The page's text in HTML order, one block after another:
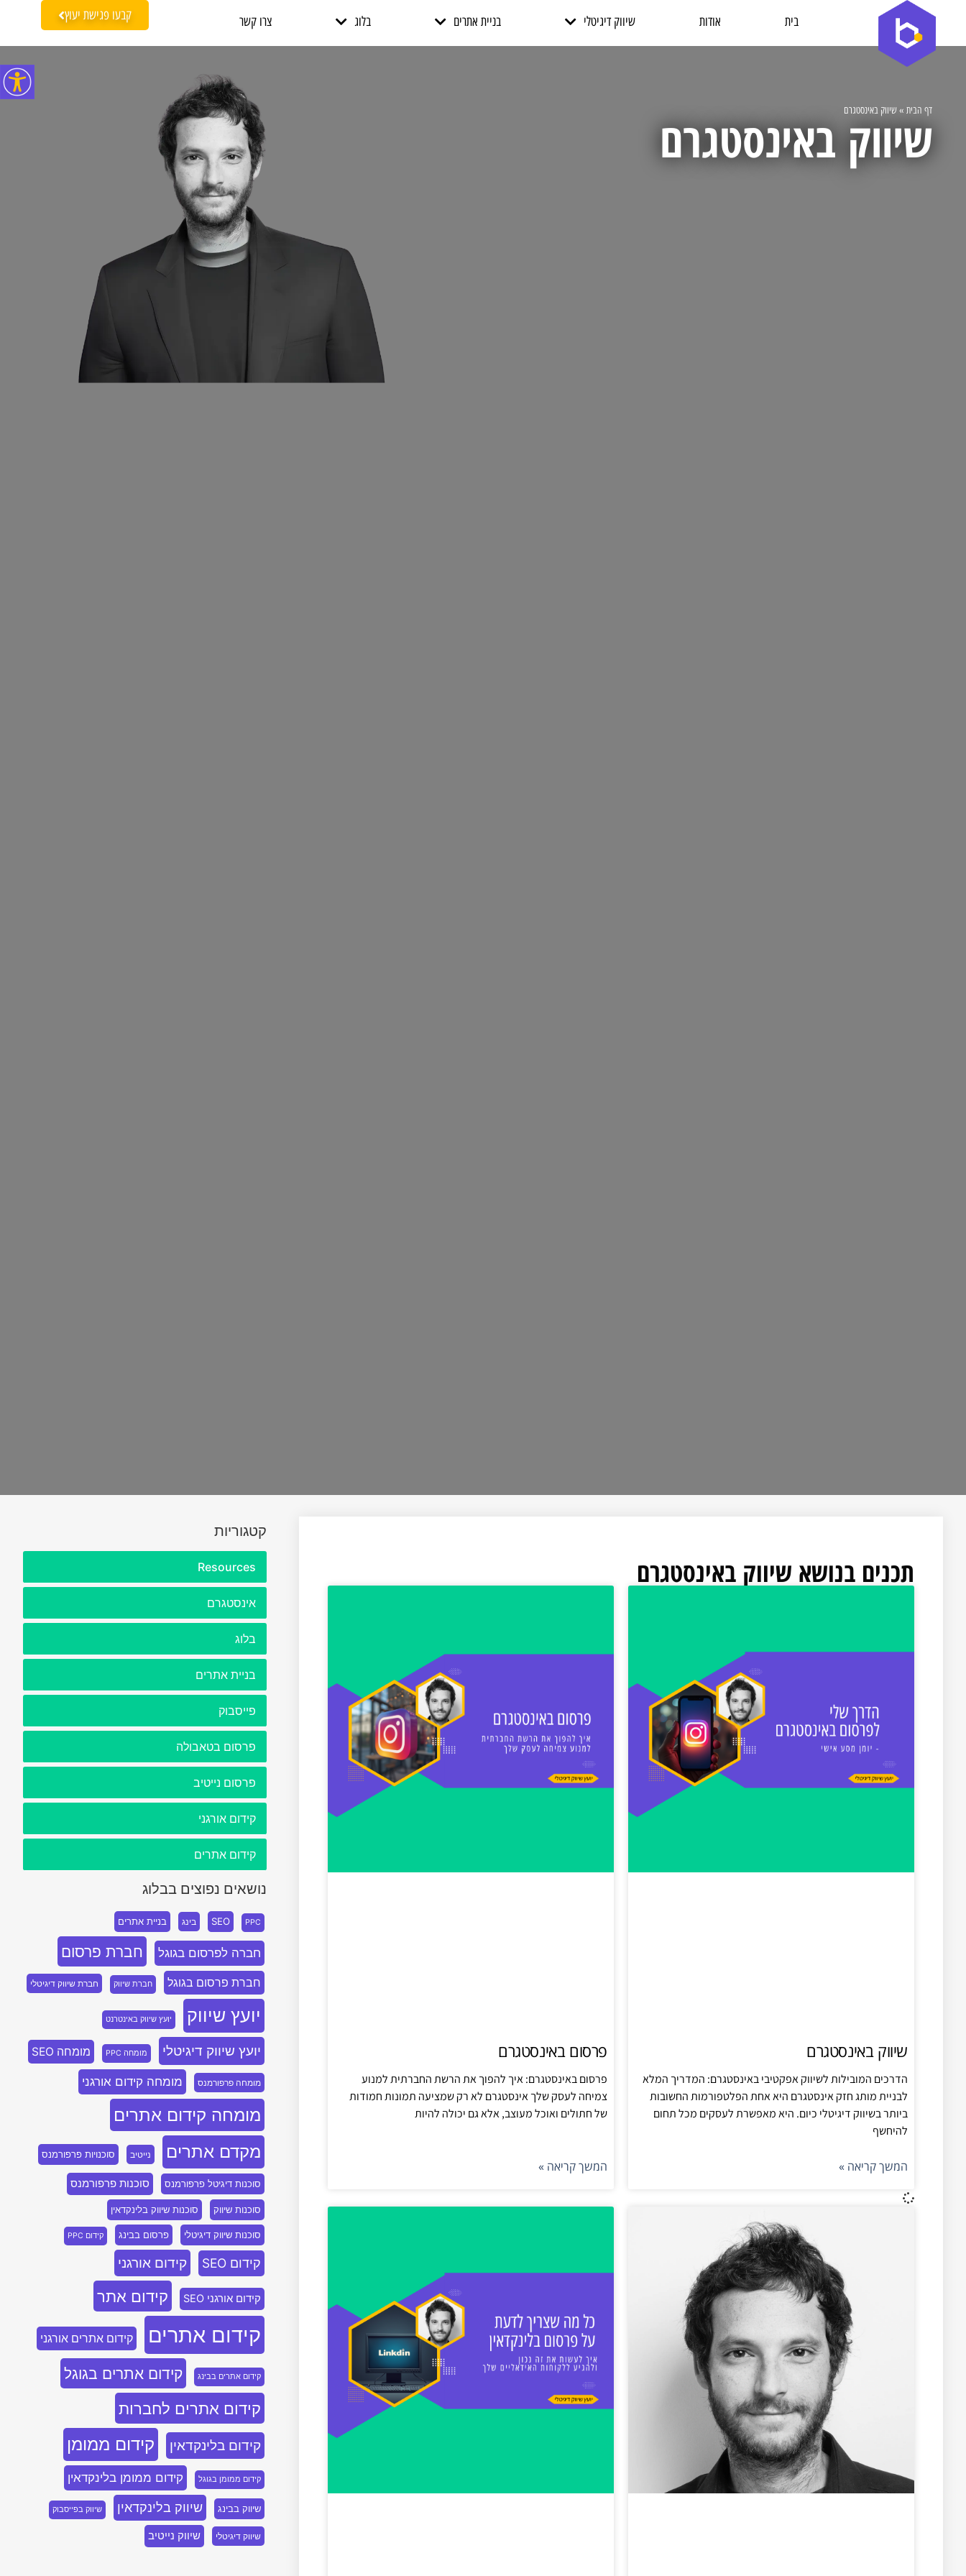
בית אודות שיווק דיגיטלי בניית אתרים בלוג צרו קשר קבעו פגישת יעוץ
דף הבית »שיווק באינסטגרם
שיווק באינסטגרם
תכנים בנושא שיווק באינסטגרם
שיווק באינסטגרם
הדרכים המובילות לשיווק אפקטיבי באינסטגרם: המדריך המלא
לבניית מותג חזק אינסטגרם היא אחת הפלטפורמות החשובות
ביותר בשיווק דיגיטלי כיום. היא מאפשרת לעסקים מכל תחום
להיחשף
המשך קריאה »
פרסום באינסטגרם
פרסום באינסטגרם: איך להפוך את הרשת החברתית למנוע
צמיחה לעסק שלך אינסטגרם לא רק שמציעה תמונות חמודות
של חתולים ואוכל מעוצב, אלא גם יכולה להיות
המשך קריאה »
קטגוריות
Resources
אינסטגרם
בלוג
בניית אתרים
פייסבוק
פרסום בטאבולה
פרסום נייטיב
קידום אורגני
קידום אתרים
נושאים נפוצים בבלוג
PPC
SEO בינג בניית אתרים
חברה לפרסום בגוגל חברת פרסום
חברת פרסום בגוגל חברת שיווק חברת שיווק דיגיטלי
יועץ שיווק יועץ שיווק באינטרנט
יועץ שיווק דיגיטלי מומחה PPC מומחה SEO
מומחה פרפורמנס מומחה קידום אורגני
מומחה קידום אתרים
מקדם אתרים
נייטיב סוכנויות פרפורמנס
סוכנות דיגיטל פרפורמנס סוכנות פרפורמנס
סוכנות שיווק סוכנות שיווק בלינקדאין
סוכנות שיווק דיגיטלי פרסום בבינג קידום PPC
קידום SEO קידום אורגני
קידום אורגני SEO קידום אתר
קידום אתרים קידום אתרים אורגני
קידום אתרים בבינג קידום אתרים בגוגל
קידום אתרים לחברות
קידום בלינקדאין קידום ממומן
קידום ממומן בגוגל קידום ממומן בלינקדאין
שיווק בבינג שיווק בלינקדאין שיווק בפייסבוק
שיווק דיגיטלי שיווק נייטיב